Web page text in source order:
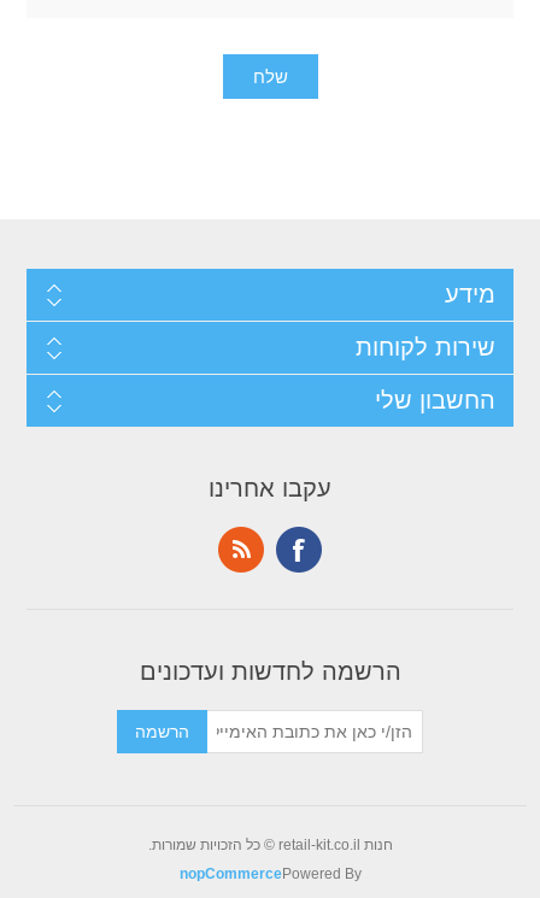
מידע
שירות לקוחות
החשבון שלי
עקבו אחרינו
הרשמה לחדשות ועדכונים
חנות retail-kit.co.il © כל הזכויות שמורות.
Powered By
nopCommerce